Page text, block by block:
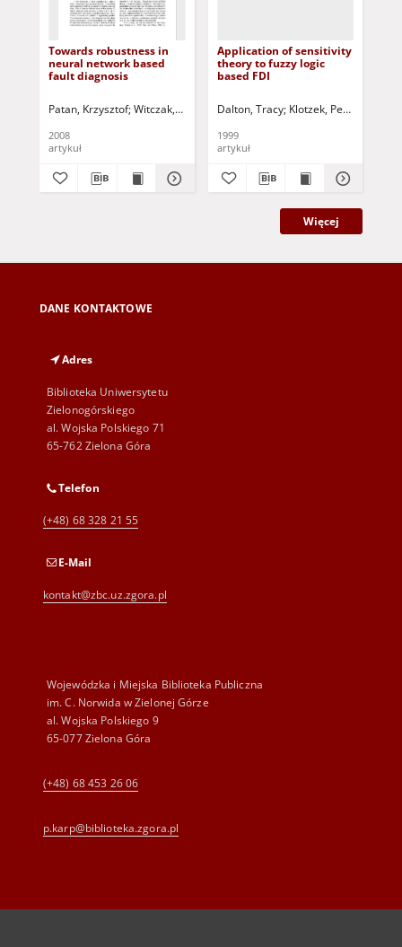
Towards robustness in
neural network based
fault diagnosis
Patan, Krzysztof Witczak, Marcin Korbicz, Józef (1951- ) Korbicz,
2008
artykuł
Application of sensitivity
theory to fuzzy logic
based FDI
Dalton, Tracy Klotzek, Petra
1999
artykuł
Więcej
DANE KONTAKTOWE
Adres
Biblioteka Uniwersytetu
Zielonogórskiego
al. Wojska Polskiego 71
65-762 Zielona Góra
Telefon
(+48) 68 328 21 55
E-Mail
kontakt@zbc.uz.zgora.pl
Wojewódzka i Miejska Biblioteka Publiczna
im. C. Norwida w Zielonej Górze
al. Wojska Polskiego 9
65-077 Zielona Góra
(+48) 68 453 26 06
p.karp@biblioteka.zgora.pl